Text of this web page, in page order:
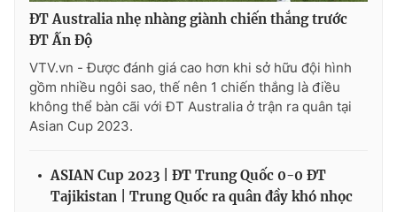
ĐT Australia nhẹ nhàng giành chiến thắng trước
ĐT Ấn Độ
VTV.vn - Được đánh giá cao hơn khi sở hữu đội hình
gồm nhiều ngôi sao, thế nên 1 chiến thắng là điều
không thể bàn cãi với ĐT Australia ở trận ra quân tại
Asian Cup 2023.
ASIAN Cup 2023 | ĐT Trung Quốc 0-0 ĐT
Tajikistan | Trung Quốc ra quân đầy khó nhọc